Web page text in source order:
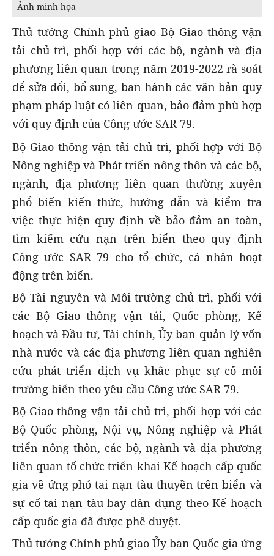
Ảnh minh họa
Thủ tướng Chính phủ giao Bộ Giao thông vận
tải chủ trì, phối hợp với các bộ, ngành và địa
phương liên quan trong năm 2019-2022 rà soát
để sửa đổi, bổ sung, ban hành các văn bản quy
phạm pháp luật có liên quan, bảo đảm phù hợp
với quy định của Công ước SAR 79.
Bộ Giao thông vận tải chủ trì, phối hợp với Bộ
Nông nghiệp và Phát triển nông thôn và các bộ,
ngành, địa phương liên quan thường xuyên
phổ biến kiến thức, hướng dẫn và kiểm tra
việc thực hiện quy định về bảo đảm an toàn,
tìm kiếm cứu nạn trên biển theo quy định
Công ước SAR 79 cho tổ chức, cá nhân hoạt
động trên biển.
Bộ Tài nguyên và Môi trường chủ trì, phối với
các Bộ Giao thông vận tải, Quốc phòng, Kế
hoạch và Đầu tư, Tài chính, Ủy ban quản lý vốn
nhà nước và các địa phương liên quan nghiên
cứu phát triển dịch vụ khắc phục sự cố môi
trường biển theo yêu cầu Công ước SAR 79.
Bộ Giao thông vận tải chủ trì, phối hợp với các
Bộ Quốc phòng, Nội vụ, Nông nghiệp và Phát
triển nông thôn, các bộ, ngành và địa phương
liên quan tổ chức triển khai Kế hoạch cấp quốc
gia về ứng phó tai nạn tàu thuyền trên biển và
sự cố tai nạn tàu bay dân dụng theo Kế hoạch
cấp quốc gia đã được phê duyệt.
Thủ tướng Chính phủ giao Ủy ban Quốc gia ứng